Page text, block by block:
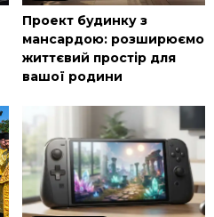
Проект будинку з
мансардою: розширюємо
життєвий простір для
вашої родини